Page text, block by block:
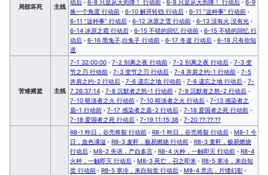
局部坏死 主线
动后 · 6-8 只是从天而降！ 行动前 · 6-8 只是从天而降！ 行动后 · 6-9
换一个角度 行动前 · 6-10 解开铃铛 行动后 · 6-11 “这种事” 行动前 ·
6-11 “这种事” 行动后 · 6-12 冰原之雪 行动前 · 6-13 没有火,没有光 ·
6-14 冰原之霜 行动后 · 6-15 不错的回忆 行动前 · 6-15 不错的回忆 行
动后 · 6-16 黑兔子,白兔子 行动前 · 6-17 冬逝 行动后 · 6-18 只有你知
道
苦难摇篮 主线
7-1 32:00:00 · 7-2 别离之夜 行动前 · 7-2 别离之夜 行动后 · 7-3 变
节之刃 行动前 · 7-3 变节之刃 行动后 · 7-4 并肩之约-1 行动前 · 7-5
并肩之约-2 行动后 · 7-6 遗忘之地 行动前 · 7-6 遗忘之地 行动后 · 7-
7 26:37:14 · 7-8 沉默者之怒-1 行动前 · 7-9 沉默者之怒-2 行动后 ·
7-10 暗淡者之火 行动前 · 7-10 暗淡者之火 行动后 · 7-13 感染者之
盾-1 行动前 · 7-17 感染者之盾-2 行动后 · 7-18 爱国者之死 行动前 ·
7-18 爱国者之死 行动后 · 7-19 11:15:38 · 7-20 ??:??:??
R8-1 昨日，谷壳将裂 行动前 · R8-1 昨日，谷壳将裂 行动后 · M8-1 今
日，血色满溢 · R8-3 麦秆，极易燃烧 行动前 · R8-3 麦秆，极易燃烧
行动后 · M8-2 失语，产自多言 · R8-4 火种，一触即灭 行动前 · R8-4
火种，一触即灭 行动后 · M8-3 死亡，召之即来 · R8-5 寒冷，来自知
觉 行动前 · R8-5 寒冷，来自知觉 行动后 · M8-4 意志，片缕幻影 ·